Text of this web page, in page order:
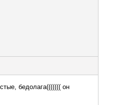
бедолага((((((( он